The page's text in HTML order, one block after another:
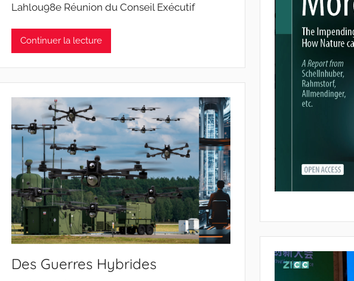
a
i
n
t
o
d
o
s
S
a
n
t
o
Lahlou98e Réunion du Conseil Exécutif
Continuer la lecture
Des Guerres Hybrides